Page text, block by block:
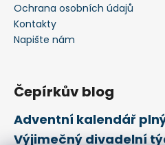
Ochrana osobních údajů
Kontakty
Napište nám
Čepírkův blog
Adventní kalendář
Výjimečný divadelní